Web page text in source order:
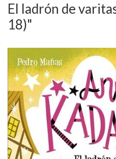
El ladrón de
18)"